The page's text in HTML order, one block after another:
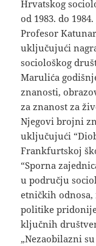
Hrvatskog
od 1983. do
Profesor
uključujući
sociološkog
Marulića
znanosti,
za znanost za
Njegovi brojni
uključujući
Frankfurtskoj
“Sporna
u području
etničkih
politike
ključnih
„Nezaobilazni